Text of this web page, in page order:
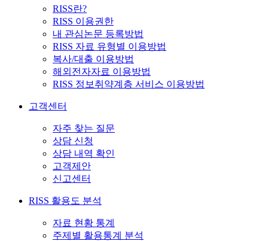
RISS란?
RISS 이용권한
내 관심논문 등록방법
RISS 자료 유형별 이용방법
복사/대출 이용방법
해외전자자료 이용방법
RISS 정보취약계층 서비스 이용방법
고객센터
자주 찾는 질문
상담 신청
상담 내역 확인
고객제안
신고센터
RISS 활용도 분석
자료 현황 통계
주제별 활용통계 분석